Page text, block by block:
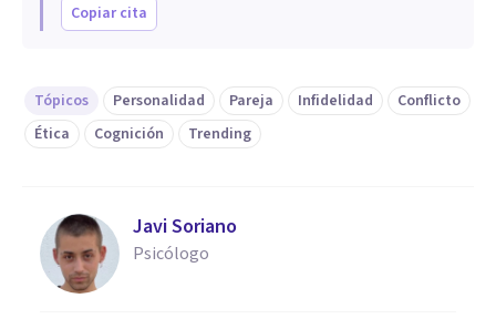
Copiar cita
Tópicos Personalidad Pareja Infidelidad
Conflicto
Ética
Cognición Trending
Javi Soriano
Psicólogo